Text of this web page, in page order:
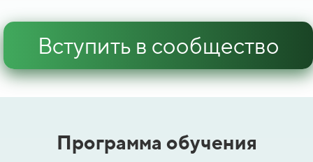
Вступить в сообщество
Программа обучения